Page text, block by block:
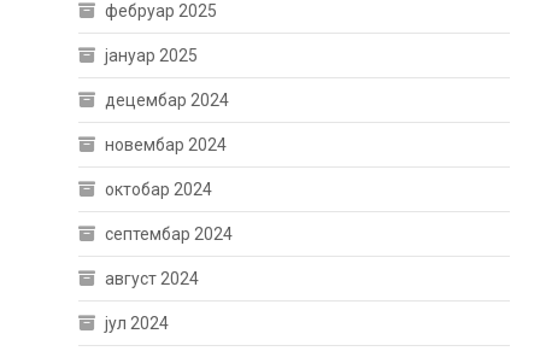
фебруар 2025
јануар 2025
децембар 2024
новембар 2024
октобар 2024
септембар 2024
август 2024
јул 2024